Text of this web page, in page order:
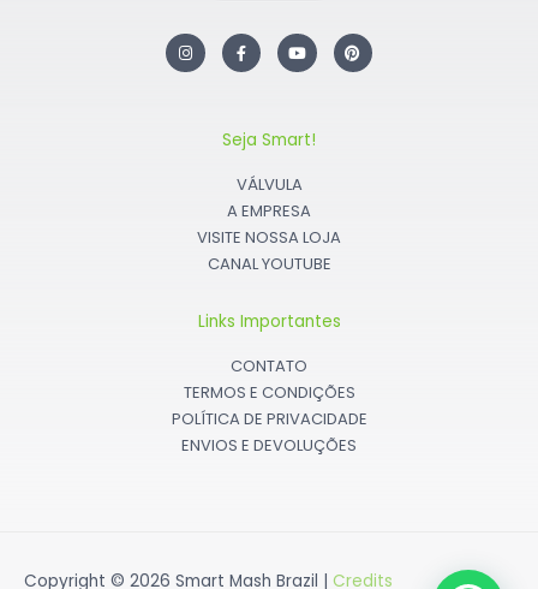
I
n
s
F
a
c
o
k
Y
o
u
e
P
i
n
Seja Smart!
VÁLVULA
A EMPRESA
VISITE NOSSA LOJA
CANAL YOUTUBE
Links Importantes
CONTATO
TERMOS E CONDIÇÕES
POLÍTICA DE PRIVACIDADE
ENVIOS E DEVOLUÇÕES
Copyright © 2026 Smart Mash Brazil | Credits